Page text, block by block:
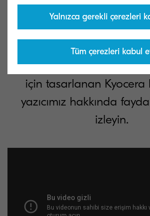
Nasıl Yapılır?
PA2000w Serisi
Ev kullanımı ve küçük
için tasarlanan Kyocera
yazıcımız hakkında
izleyin.
Yalnızca gerekli çerezleri
Tüm çerezleri kabul